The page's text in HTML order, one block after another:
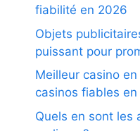
fiabilité en 2026
Objets
puissant pour
Meilleur casino
casinos fiables en
Quels en sont les